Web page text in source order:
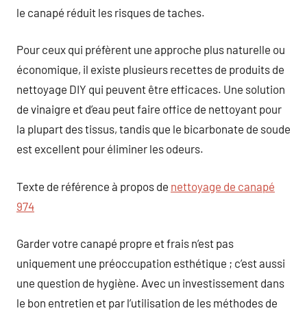
le canapé réduit les risques de taches.
Pour ceux qui préfèrent une approche plus naturelle ou
économique, il existe plusieurs recettes de produits de
nettoyage DIY qui peuvent être efficaces. Une solution
de vinaigre et d’eau peut faire office de nettoyant pour
la plupart des tissus, tandis que le bicarbonate de soude
est excellent pour éliminer les odeurs.
Texte de référence à propos de nettoyage de canapé
974
Garder votre canapé propre et frais n’est pas
uniquement une préoccupation esthétique ; c’est aussi
une question de hygiène. Avec un investissement dans
le bon entretien et par l’utilisation de les méthodes de